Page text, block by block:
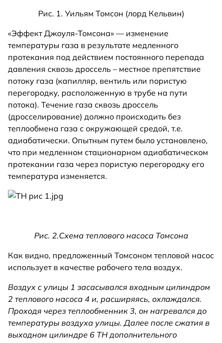
Рис. 1. Уильям Томсон (лорд Кельвин)
«Эффект Джоуля-Томсона» — изменение
температуры газа в результате медленного
протекания под действием постоянного перепада
давления сквозь дроссель – местное препятствие
потоку газа (капилляр, вентиль или пористую
перегородку, расположенную в трубе на пути
потока). Течение газа сквозь дроссель
(дросселирование) должно происходить без
теплообмена газа с окружающей средой, т.е.
адиабатически. Опытным путем было установлено,
что при медленном стационарном адиабатическом
протекании газа через пористую перегородку его
температура изменяется.
Рис. 2.Схема теплового насоса Томсона
Как видно, предложенный Томсоном тепловой насос
использует в качестве рабочего тела воздух.
Воздух с улицы 1 засасывался входным цилиндром
2 теплового насоса 4 и, расширяясь, охлаждался.
Проходя через теплообменник 3, он нагревался до
температуры воздуха улицы. Далее после сжатия в
выходном цилиндре 6 ТН дополнительного